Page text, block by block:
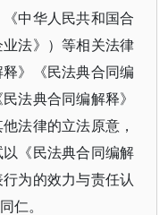
中华人民共和国合
法》）等相关法律
》《民法典合同编
法典合同编解释》
法律的立法原意，
《民法典合同编解
为的效力与责任认
仁。